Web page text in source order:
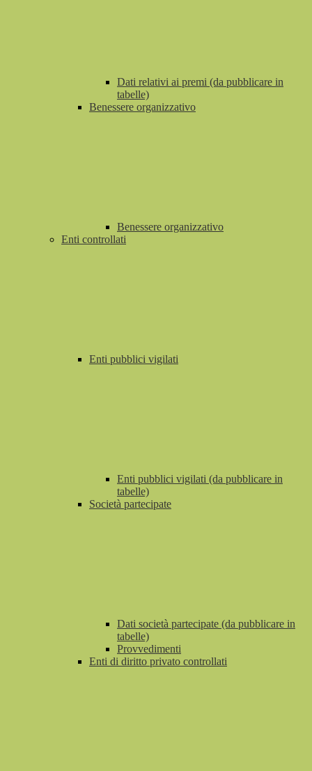
Dati relativi ai premi (da pubblicare in
tabelle)
Benessere organizzativo
Benessere organizzativo
Enti controllati
Enti pubblici vigilati
Enti pubblici vigilati (da pubblicare in
tabelle)
Società partecipate
Dati società partecipate (da pubblicare in
tabelle)
Provvedimenti
Enti di diritto privato controllati